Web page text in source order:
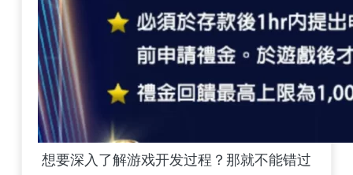
想要深入了解游戏开发过程？那就不能错过